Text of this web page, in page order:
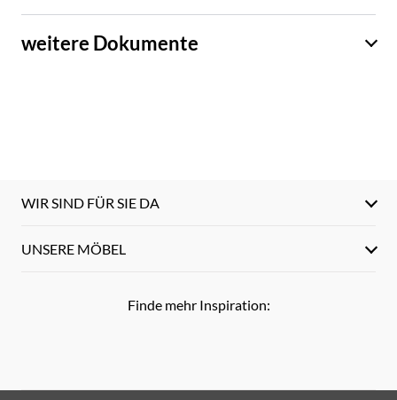
weitere Dokumente
WIR SIND FÜR SIE DA
UNSERE MÖBEL
Finde mehr Inspiration: